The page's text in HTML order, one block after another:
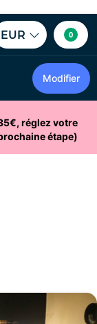
EUR 0
Modifier
réglez votre
étape)